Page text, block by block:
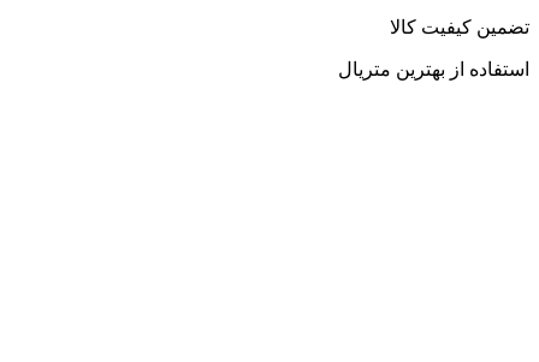
تضمین کیفیت کالا
استفاده از بهترین متریال